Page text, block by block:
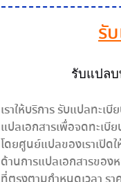
รั
รับแปลบ
เราให้บริการ รับแปลทะ
แปลเอกสารเพื่อจดทะเบี
โดยศูนย์แปลของเราเปิด
ด้านการแปลเอกสารของ